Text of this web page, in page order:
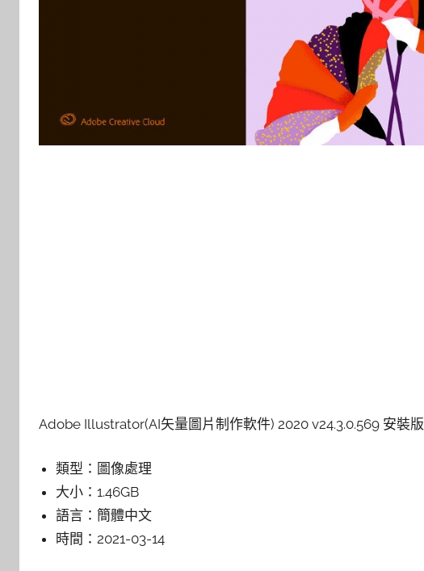
Adobe Illustrator(AI矢量圖片制作軟件) 2020 v24.3.0.569 安裝版
類型： 圖像處理
大小：1.46GB
語言： 簡體中文
時間： 2021-03-14